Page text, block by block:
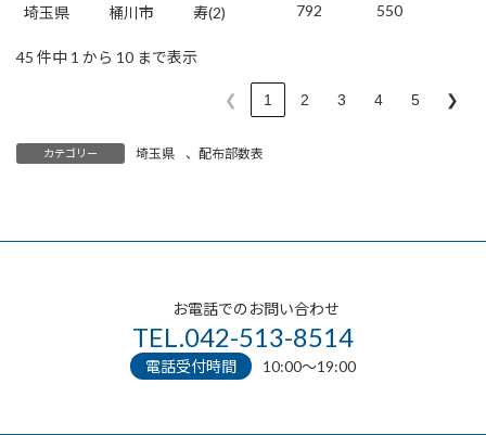
埼玉県 桶川市 寿(2) 792 550
45 件中 1 から 10 まで表示
❮ 1 2 3 4 5 ❯
カテゴリー 埼玉県 、 配布部数表
お電話でのお問い合わせ
TEL.042-513-8514
電話受付時間 10:00〜19:00